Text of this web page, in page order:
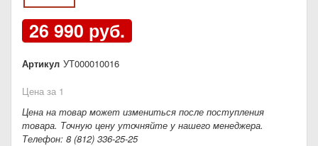
26 990 руб.
Артикул УТ000010016
Цена за 1
Цена на товар может измениться после поступления
товара. Точную цену уточняйте у нашего менеджера.
Телефон: 8 (812) 336-25-25